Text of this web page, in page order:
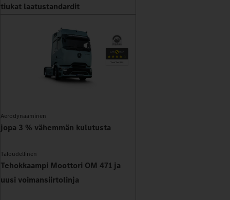
tiukat laatustandardit
Aerodynaaminen
jopa 3 % vähemmän kulutusta
Taloudellinen
Tehokkaampi Moottori OM 471 ja
uusi voimansiirtolinja